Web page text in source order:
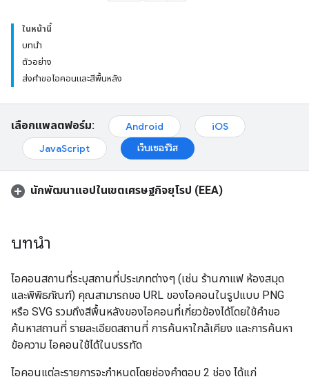
ในหน้านี้
บทนำ
ตัวอย่าง
ส่งคำขอไอคอนและสีพื้นหลัง
เลือกแพลตฟอร์ม: Android
iOS
JavaScript
เว็บเซอร์วิส
นักพัฒนาแอปในเขตเศรษฐกิจยุโรป (EEA)
บทนำ
ไอคอนสถานที่ระบุสถานที่ประเภทต่างๆ (เช่น ร้านกาแฟ ห้องสมุด
และพิพิธภัณฑ์) คุณสามารถขอ URL ของไอคอนในรูปแบบ PNG
หรือ SVG รวมถึงสีพื้นหลังของไอคอนที่เกี่ยวข้องได้โดยใช้คำขอ
ค้นหาสถานที่ รายละเอียดสถานที่ การค้นหาใกล้เคียง และการค้นหา
ข้อความ ไอคอนใช้ได้ในบรรทัด
ไอคอนแต่ละรายการจะกำหนดโดยช่องคำตอบ 2 ช่อง ได้แก่